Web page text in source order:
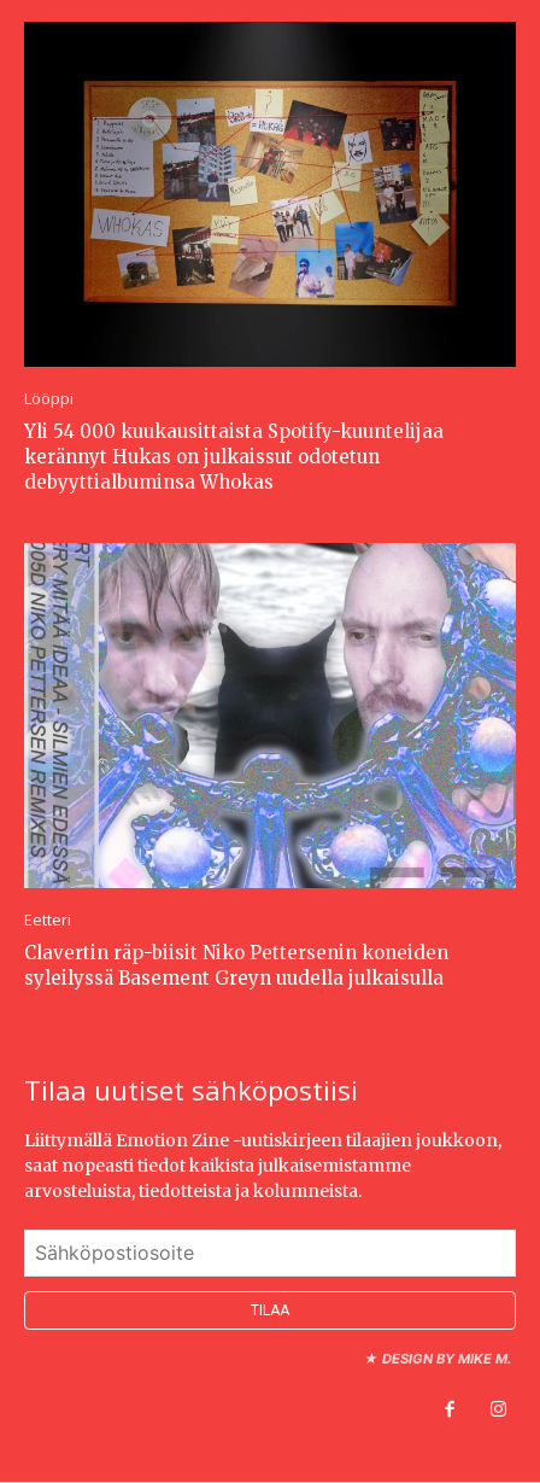
Lööppi
Yli 54 000 kuukausittaista Spotify-kuuntelijaa
kerännyt Hukas on julkaissut odotetun
debyyttialbuminsa Whokas
Eetteri
Clavertin räp-biisit Niko Pettersenin koneiden
syleilyssä Basement Greyn uudella julkaisulla
Tilaa uutiset sähköpostiisi
Liittymällä Emotion Zine -uutiskirjeen tilaajien joukkoon,
saat nopeasti tiedot kaikista julkaisemistamme
arvosteluista, tiedotteista ja kolumneista.
★ DESIGN BY MIKE M.